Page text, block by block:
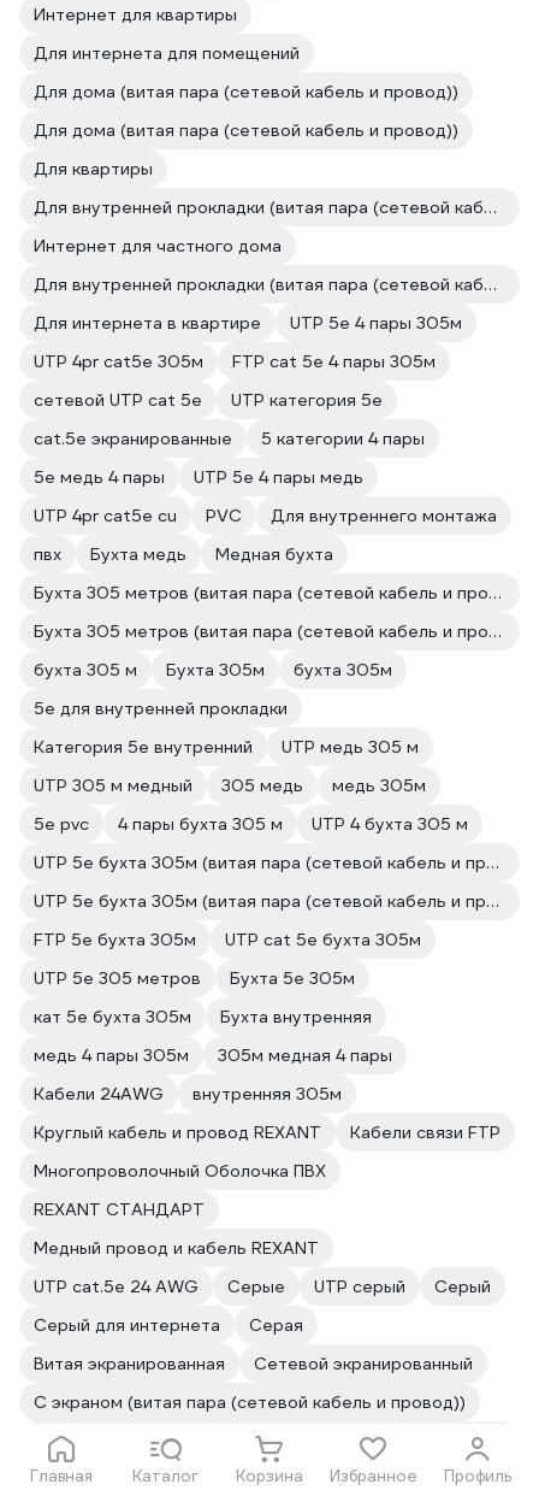
Главная Каталог Корзина Избранное Профиль
Интернет для квартиры
Для интернета для помещений
Для дома (витая пара (сетевой кабель и провод))
Для дома (витая пара (сетевой кабель и провод))
Для квартиры
Для внутренней прокладки (витая пара (сетевой кабель и провод))
Интернет для частного дома
Для внутренней прокладки (витая пара (сетевой кабель и провод))
Для интернета в квартире
UTP 5e 4 пары 305м
UTP 4pr cat5e 305м
FTP cat 5e 4 пары 305м
сетевой UTP cat 5e
UTP категория 5е
cat.5e экранированные
5 категории 4 пары
5е медь 4 пары
UTP 5e 4 пары медь
UTP 4pr cat5e cu
PVC
Для внутреннего монтажа
пвх
Бухта медь
Медная бухта
Бухта 305 метров (витая пара (сетевой кабель и провод))
Бухта 305 метров (витая пара (сетевой кабель и провод))
бухта 305 м
Бухта 305м
бухта 305м
5е для внутренней прокладки
Категория 5е внутренний
UTP медь 305 м
UTP 305 м медный
305 медь
медь 305м
5е pvc
4 пары бухта 305 м
UTP 4 бухта 305 м
UTP 5e бухта 305м (витая пара (сетевой кабель и провод))
UTP 5e бухта 305м (витая пара (сетевой кабель и провод))
FTP 5e бухта 305м
UTP cat 5e бухта 305м
UTP 5e 305 метров
Бухта 5е 305м
кат 5е бухта 305м
Бухта внутренняя
медь 4 пары 305м
305м медная 4 пары
Кабели 24AWG
внутренняя 305м
Круглый кабель и провод REXANT
Кабели связи FTP
Многопроволочный Оболочка ПВХ
REXANT СТАНДАРТ
Медный провод и кабель REXANT
UTP cat.5e 24 AWG
Серые UTP серый
Серый
Серый для интернета
Серая
Витая экранированная
Сетевой экранированный
С экраном (витая пара (сетевой кабель и провод))
Экранированный LAN
С экранированием